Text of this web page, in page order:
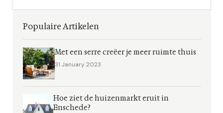
Populaire Artikelen
Met een serre creëer je meer ruimte thuis
31 January 2023
Hoe ziet de huizenmarkt eruit in
Enschede?